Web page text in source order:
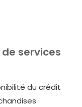
services
du crédit